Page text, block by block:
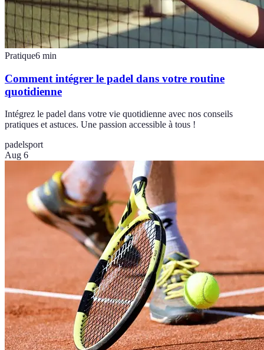
Pratique6 min
Comment intégrer le padel dans votre routine
quotidienne
Intégrez le padel dans votre vie quotidienne avec nos conseils
pratiques et astuces. Une passion accessible à tous !
padelsport
Aug 6